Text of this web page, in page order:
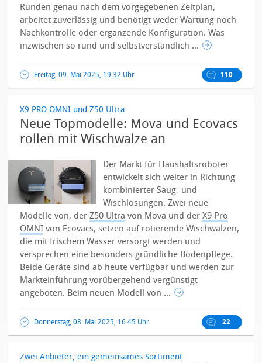
Runden genau nach dem vorgegebenen Zeitplan,
arbeitet zuverlässig und benötigt weder Wartung noch
Nachkontrolle oder ergänzende Konfiguration.Was
inzwischen so rund und selbstverständlich ...
Freitag, 09. Mai 2025, 19:32 Uhr 110
X9 PRO OMNI und Z50 Ultra
Neue Topmodelle: Mova und Ecovacs
rollen mit Wischwalze an
Der Markt für Haushaltsroboter
entwickelt sich weiter in Richtung
kombinierter Saug- und
Wischlösungen. Zwei neue
Modelle von, derZ50 Ultra von Mova und derX9 Pro
OMNI von Ecovacs, setzen auf rotierende Wischwalzen,
die mit frischem Wasser versorgt werden und
versprechen eine besonders gründliche Bodenpflege.
Beide Geräte sind ab heute verfügbar und werden zur
Markteinführung vorübergehend vergünstigt
angeboten. Beim neuen Modell von ...
Donnerstag, 08. Mai 2025, 16:45 Uhr 22
Zwei Anbieter, ein gemeinsames Sortiment